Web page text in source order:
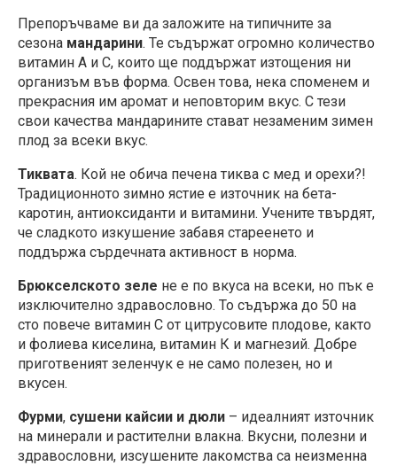
Препоръчваме ви да заложите на типичните за
сезона мандарини. Те съдържат огромно количество
витамин А и С, които ще поддържат изтощения ни
организъм във форма. Освен това, нека споменем и
прекрасния им аромат и неповторим вкус. С тези
свои качества мандарините стават незаменим зимен
плод за всеки вкус.
Тиквата. Кой не обича печена тиква с мед и орехи?!
Традиционното зимно ястие е източник на бета-
каротин, антиоксиданти и витамини. Учените твърдят,
че сладкото изкушение забавя стареенето и
поддържа сърдечната активност в норма.
Брюкселското зеле не е по вкуса на всеки, но пък е
изключително здравословно. То съдържа до 50 на
сто повече витамин С от цитрусовите плодове, както
и фолиева киселина, витамин К и магнезий. Добре
приготвеният зеленчук е не само полезен, но и
вкусен.
Фурми, сушени кайсии и дюли – идеалният източник
на минерали и растителни влакна. Вкусни, полезни и
здравословни, изсушените лакомства са неизменна